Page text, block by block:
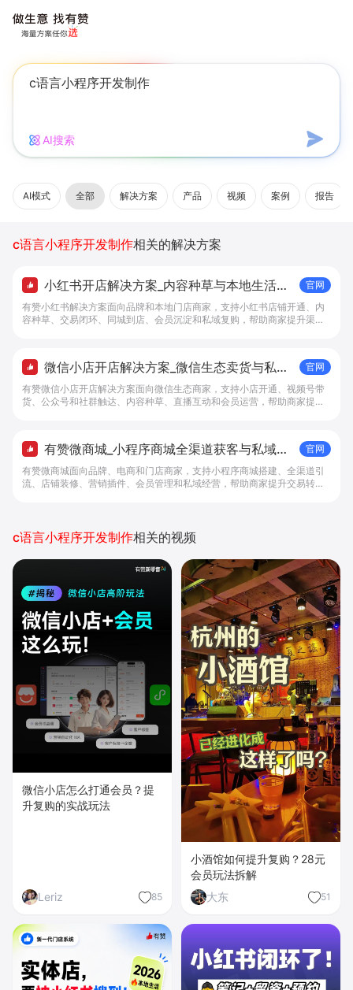
AI搜索
AI模式 全部 解决方案 产品 视频 案例 报告
c语言小程序开发制作相关的解决方案
小红书开店解决方案_内容种草与本地生活转
化工具 - 做生意, 找有赞
官网
有赞小红书解决方案面向品牌和本地门店商家，支持小红书店铺开通、内
容种草、交易闭环、同城到店、会员沉淀和私域复购，帮助商家提升渠道
微信小店开店解决方案_微信生态卖货与私域
经营 - 做生意, 找有赞
官网
有赞微信小店开店解决方案面向微信生态商家，支持小店开通、视频号带
货、公众号和社群触达、内容种草、直播互动和会员运营，帮助商家提升
有赞微商城_小程序商城全渠道获客与私域复
购工具 - 做生意, 找有赞
官网
有赞微商城面向品牌、电商和门店商家，支持小程序商城搭建、全渠道引
流、店铺装修、营销插件、会员管理和私域经营，帮助商家提升交易转化
c语言小程序开发制作相关的视频
微信小店怎么打通会员？提
升复购的实战玩法
Leriz 85
小酒馆如何提升复购？28元
会员玩法拆解
大东
51